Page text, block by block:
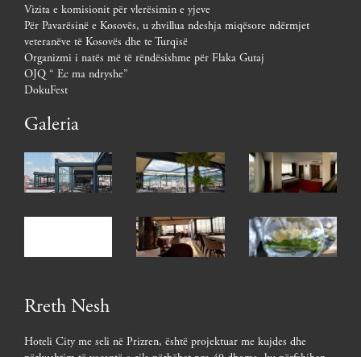
Vizita e komisionit për vlerësimin e yjeve
Për Pavarësinë e Kosovës, u zhvillua ndeshja miqësore ndërmjet
veteranëve të Kosovës dhe te Turqisë
Organizmi i natës më të rëndësishme për Flaka Gutaj
OJQ “ Ec ma ndryshe”
DokuFest
Galeria
Rreth Nesh
Hoteli City me seli në Prizren, është projektuar me kujdes dhe